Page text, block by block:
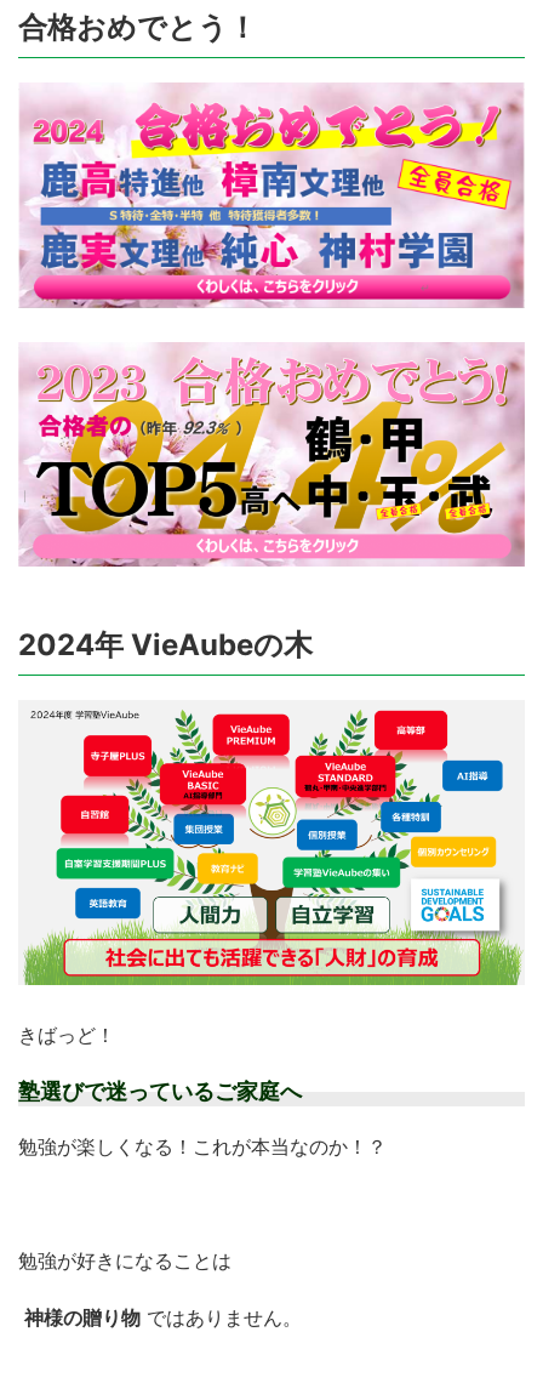
合格おめでとう！
2024年 VieAubeの木
きばっど！
塾選びで迷っているご家庭へ
勉強が楽しくなる！これが本当なのか！？
勉強が好きになることは
神様の贈り物 ではありません。